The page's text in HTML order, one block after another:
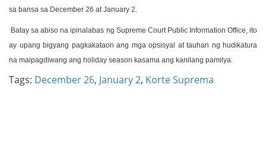
sa bansa sa December 26 at January 2.
Batay sa abiso na ipinalabas ng Supreme Court Public Information Office, ito
ay upang bigyang pagkakataon ang mga opsisyal at tauhan ng hudikatura
na maipagdiwang ang holiday season kasama ang kanilang pamilya.
Tags: December 26, January 2, Korte Suprema